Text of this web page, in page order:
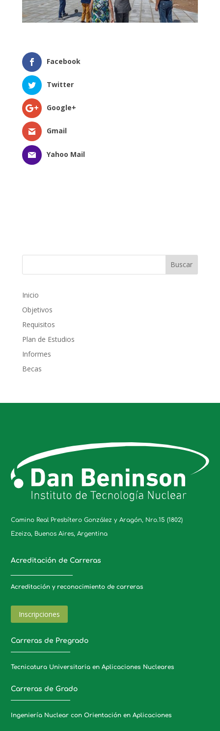
Facebook
Twitter
Google+
Gmail
Yahoo Mail
Inicio
Objetivos
Requisitos
Plan de Estudios
Informes
Becas
Camino Real Presbítero González y Aragón, Nro.15 (1802)
Ezeiza, Buenos Aires, Argentina
Acreditación de Carreras
Acreditación y reconocimiento de carreras
Inscripciones
Carreras de Pregrado
Tecnicatura Universitaria en Aplicaciones Nucleares
Carreras de Grado
Ingeniería Nuclear con Orientación en Aplicaciones